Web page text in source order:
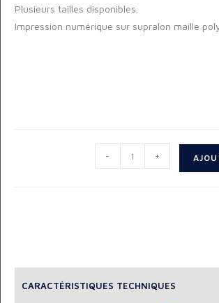
Plusieurs tailles disponibles.
Impression numérique sur supralon maille
- +
CARACTÉRISTIQUES TECHNIQUES